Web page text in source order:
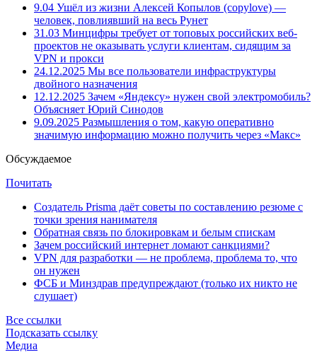
9.04 Ушёл из жизни Алексей Копылов (copylove) —
человек, повлиявший на весь Рунет
31.03 Минцифры требует от топовых российских веб-
проектов не оказывать услуги клиентам, сидящим за
VPN и прокси
24.12.2025 Мы все пользователи инфраструктуры
двойного назначения
12.12.2025 Зачем «Яндексу» нужен свой электромобиль?
Объясняет Юрий Синодов
9.09.2025 Размышления о том, какую оперативно
значимую информацию можно получить через «Макс»
Обсуждаемое
Почитать
Создатель Prisma даёт советы по составлению резюме с
точки зрения нанимателя
Обратная связь по блокировкам и белым спискам
Зачем российский интернет ломают санкциями?
VPN для разработки — не проблема, проблема то, что
он нужен
ФСБ и Минздрав предупреждают (только их никто не
слушает)
Все ссылки
Подсказать ссылку
Медиа